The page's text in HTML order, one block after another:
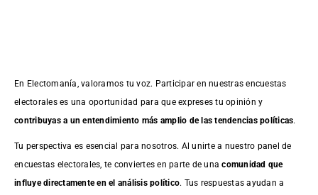
En Electomanía, valoramos tu voz. Participar en nuestras encuestas
electorales es una oportunidad para que expreses tu opinión y
contribuyas a un entendimiento más amplio de las tendencias políticas.
Tu perspectiva es esencial para nosotros. Al unirte a nuestro panel de
encuestas electorales, te conviertes en parte de unacomunidad que
influye directamente en el análisis político. Tus respuestas ayudan a